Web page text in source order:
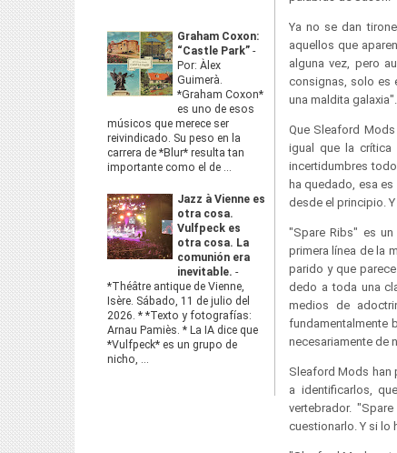
Graham Coxon:
“Castle Park” -
Por: Àlex
Guimerà.
*Graham Coxon*
es uno de esos
músicos que merece ser
reivindicado. Su peso en la
carrera de *Blur* resulta tan
importante como el de ...
Jazz à Vienne es
otra cosa.
Vulfpeck es
otra cosa. La
comunión era
inevitable. -
*Théâtre antique de Vienne,
Isère. Sábado, 11 de julio del
2026. * *Texto y fotografías:
Arnau Pamiès. * La IA dice que
*Vulfpeck* es un grupo de
nicho, ...
Ya no se dan
aquellos que
alguna vez, pero
consignas, solo es
una maldita galaxia".
Que Sleaford
igual que la crítica
incertidumbres
ha quedado, esa
desde el principio.
"Spare Ribs" es
primera línea de la
parido y que
dedo a toda una
medios de
fundamentalmente
necesariamente de
Sleaford Mods han
a identificarlos,
vertebrador.
cuestionarlo. Y si lo